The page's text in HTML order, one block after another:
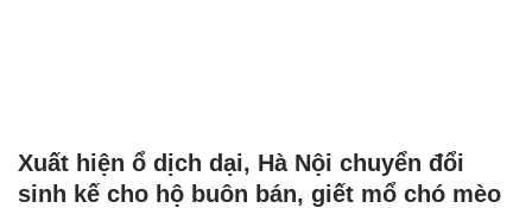
Xuất hiện ổ dịch dại, Hà Nội chuyển đổi
sinh kế cho hộ buôn bán, giết mổ chó mèo